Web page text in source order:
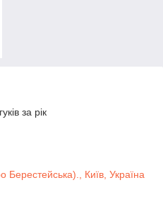
за рік
Берестейська)., Київ, Україна